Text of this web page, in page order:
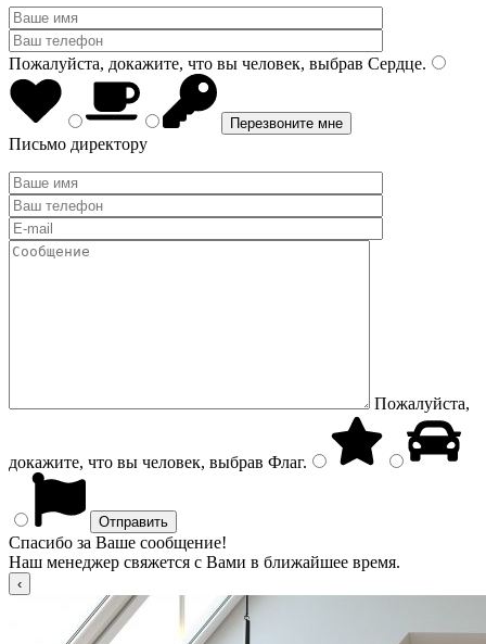
Пожалуйста, докажите, что вы человек, выбрав Сердце.
Письмо директору
Пожалуйста,
докажите, что вы человек, выбрав Флаг.
Спасибо за Ваше сообщение!
Наш менеджер свяжется с Вами в ближайшее время.